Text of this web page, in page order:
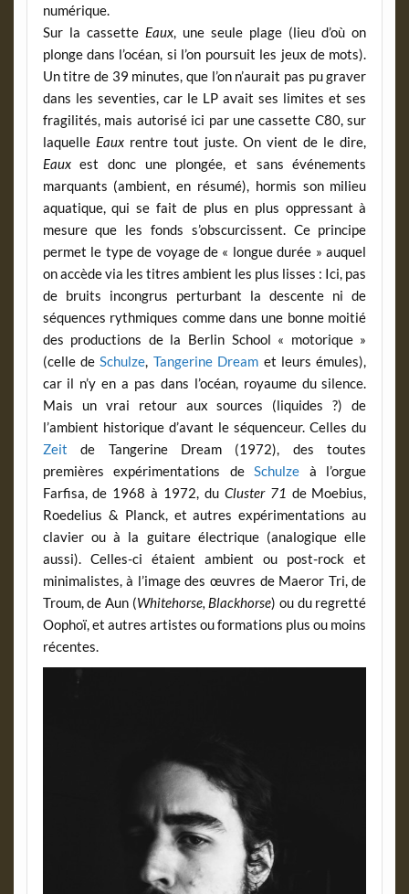
numérique.
Sur la cassette Eaux, une seule plage (lieu d’où on
plonge dans l’océan, si l’on poursuit les jeux de mots).
Un titre de 39 minutes, que l’on n’aurait pas pu graver
dans les seventies, car le LP avait ses limites et ses
fragilités, mais autorisé ici par une cassette C80, sur
laquelle Eauxrentre tout juste. On vient de le dire,
Eauxest donc une plongée, et sans événements
marquants (ambient, en résumé), hormis son milieu
aquatique, qui se fait de plus en plus oppressant à
mesure que les fonds s’obscurcissent. Ce principe
permet le type de voyage de « longue durée » auquel
on accède via les titres ambient les plus lisses : Ici, pas
de bruits incongrus perturbant la descente ni de
séquences rythmiques comme dans une bonne moitié
des productions de la Berlin School « motorique »
(celle deSchulze, Tangerine Dream et leurs émules),
car il n’y en a pas dans l’océan, royaume du silence.
Mais un vrai retour aux sources (liquides ?) de
l’ambient historique d’avant le séquenceur. Celles du
Zeit de Tangerine Dream (1972), des toutes
premières expérimentations deSchulze à l’orgue
Farfisa, de 1968 à 1972, du Cluster 71 de Moebius,
Roedelius & Planck, et autres expérimentations au
clavier ou à la guitare électrique (analogique elle
aussi). Celles-ci étaient ambient ou post-rock et
minimalistes, à l’image des œuvres de Maeror Tri, de
Troum, de Aun (Whitehorse, Blackhorse) ou du regretté
Oophoï, et autres artistes ou formations plus ou moins
récentes.